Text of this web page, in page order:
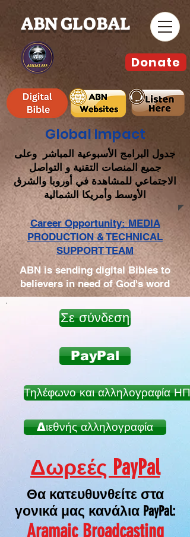
ABN GLOBAL
Global Impact
جدول البرامج الأسبوعية المباشر وعلى
جميع المنصات التقنية و التواصل
الاجتماعي للمشاهدة في أوروبا والشرق
الأوسط وأمريكا الشمالية
ABN is sending digital Bibles to
believers in need of God's word
Donate
Career Opportunity: MEDIA
PRODUCTION & TECHNICAL
SUPPORT TEAM
Σε σύνδεση
PayPal
Τηλέφωνο και αλληλογραφία
Διεθνής αλληλογραφία
Δωρεές PayPal
Θα κατευθυνθείτε στα
γονικά μας κανάλια PayPal:
Aramaic Broadcasting